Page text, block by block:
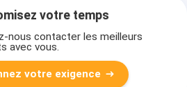
votre temps
nous contacter les meilleurs
avec vous.
votre exigence